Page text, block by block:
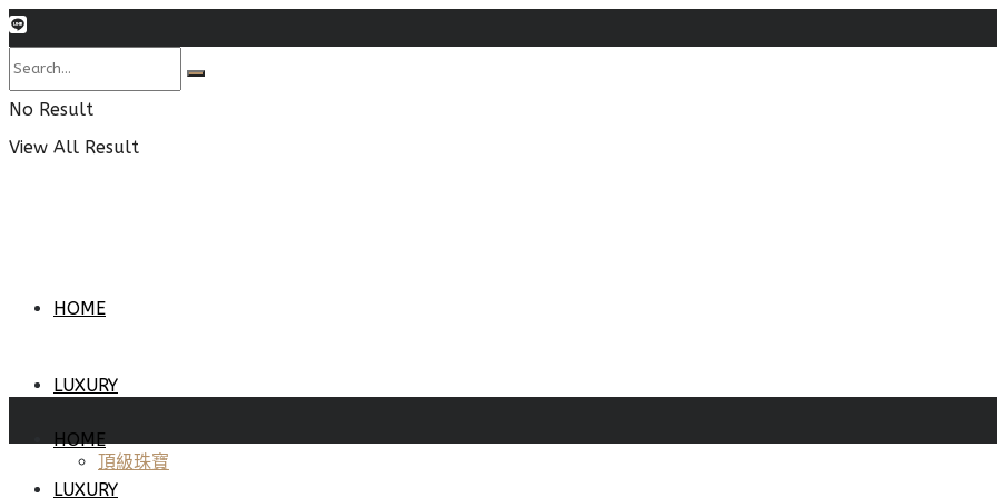
No Result
View All Result
HOME
LUXURY
頂級珠寶
HOME
LUXURY